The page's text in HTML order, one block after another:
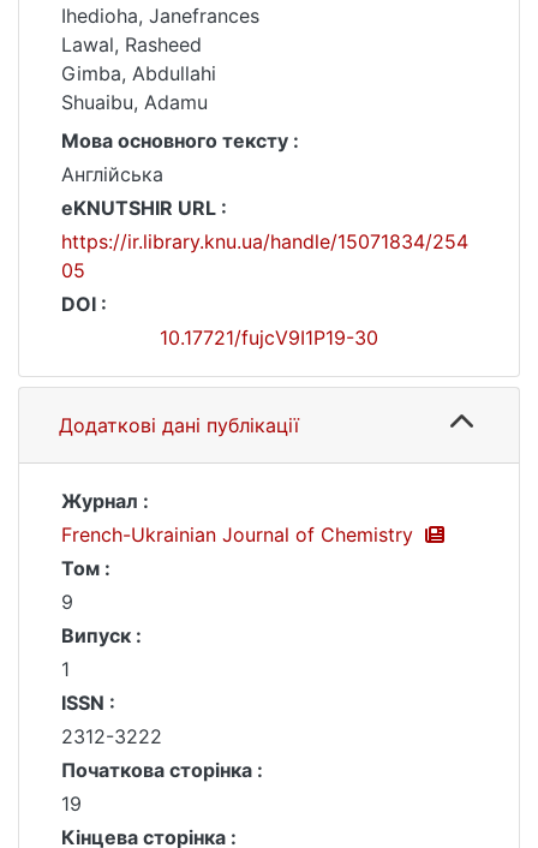
Ihedioha, Janefrances
Lawal, Rasheed
Gimba, Abdullahi
Shuaibu, Adamu
Мова основного тексту :
Англійська
eKNUTSHIR URL :
https://ir.library.knu.ua/handle/15071834/254
05
DOI :
10.17721/fujcV9I1P19-30
Додаткові дані публікації
Журнал :
French-Ukrainian Journal of Chemistry
Том :
9
Випуск :
1
ISSN :
2312-3222
Початкова сторінка :
19
Кінцева сторінка :